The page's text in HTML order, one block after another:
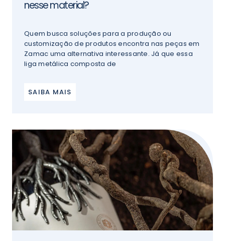
nesse material?
Quem busca soluções para a produção ou
customização de produtos encontra nas peças em
Zamac uma alternativa interessante. Já que essa
liga metálica composta de
SAIBA MAIS